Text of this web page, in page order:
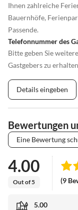
Ihnen zahlreiche
Bauernhöfe,
Passende.
Telefonnummer des
Bitte geben Sie
Gastgebers zu erhalten
Details eingeben
Bewertungen
Eine Bewertung
4.00
Out of 5 (9
5.00